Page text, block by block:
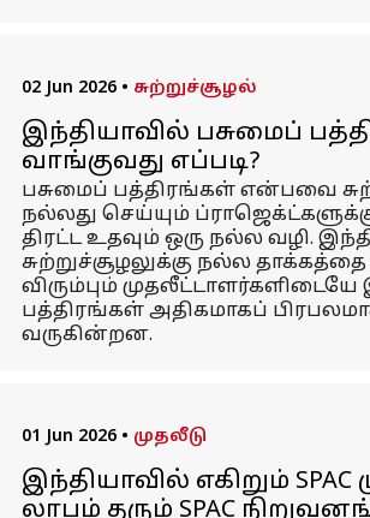
02 Jun 2026 • சுற்றுச்சூழல்
இந்தியாவில் பசுமைப்
வாங்குவது எப்படி?
பசுமைப் பத்திரங்கள் என்பவை
நல்லது செய்யும்
திரட்ட உதவும் ஒரு நல்ல வழி.
சுற்றுச்சூழலுக்கு நல்ல
விரும்பும்
பத்திரங்கள் அதிகமாகப்
வருகின்றன.
01 Jun 2026 • முதலீடு
இந்தியாவில் எகிறும் SPAC
லாபம் தரும் SPAC